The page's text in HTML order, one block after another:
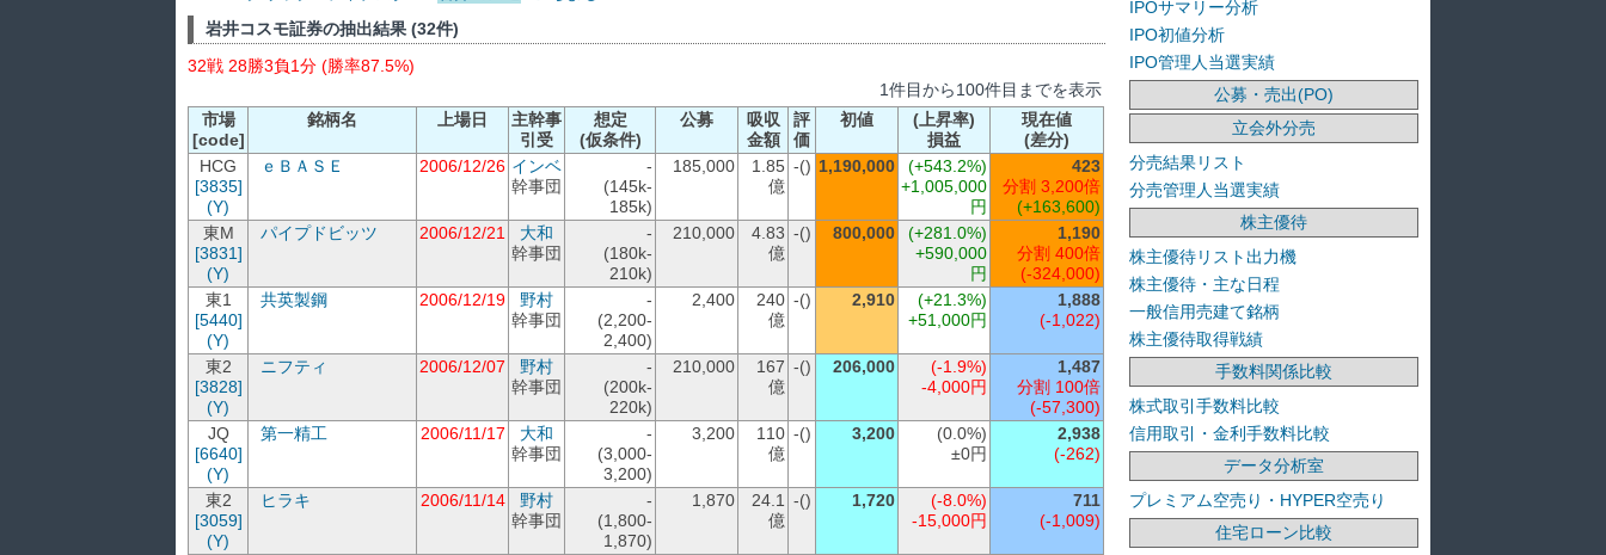
岩井コスモ証券の抽出結果 (32件)
32戦 28勝3負1分 (勝率87.5%)
1件目から100件目までを表示
市場
[code]
銘柄名 上場日
主幹事
引受
想定
(仮条件)
公募
吸収
金額
評
価
初値
(上昇率)
損益
現在値
(差分)
HCG
[3835]
(Y)
ｅＢＡＳＥ 2006/12/26 インベ
幹事団
-
(145k-
185k)
185,000
1.85
億
-() 1,190,000
(+543.2%)
+1,005,000
円
423
分割 3,200倍
(+163,600)
東M
[3831]
(Y)
パイプドビッツ 2006/12/21
大和
幹事団
-
(180k-
210k)
210,000
4.83
億
-() 800,000
(+281.0%)
+590,000
円
1,190
分割 400倍
(-324,000)
東1
[5440]
(Y)
共英製鋼 2006/12/19
野村
幹事団
-
(2,200-
2,400)
2,400
240
億
-() 2,910
(+21.3%)
+51,000円
1,888
(-1,022)
東2
[3828]
(Y)
ニフティ 2006/12/07
野村
幹事団
-
(200k-
220k)
210,000
167
億
-() 206,000
(-1.9%)
-4,000円
1,487
分割 100倍
(-57,300)
JQ
[6640]
(Y)
第一精工 2006/11/17
大和
幹事団
-
(3,000-
3,200)
3,200
110
億
-() 3,200
(0.0%)
±0円
2,938
(-262)
東2
[3059]
(Y)
ヒラキ 2006/11/14
野村
幹事団
-
(1,800-
1,870)
1,870
24.1
億
-() 1,720
(-8.0%)
-15,000円
711
(-1,009)
IPOサマリー分析
IPO初値分析
IPO管理人当選実績
公募・売出(PO)
立会外分売
分売結果リスト
分売管理人当選実績
株主優待
株主優待リスト出力機
株主優待・主な日程
一般信用売建て銘柄
株主優待取得戦績
手数料関係比較
株式取引手数料比較
信用取引・金利手数料比較
データ分析室
プレミアム空売り・HYPER空売り
住宅ローン比較